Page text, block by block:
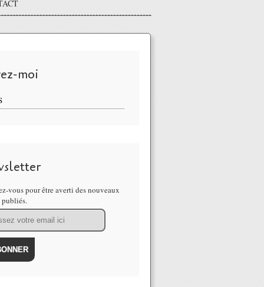
moi
vous pour être averti des nouveaux